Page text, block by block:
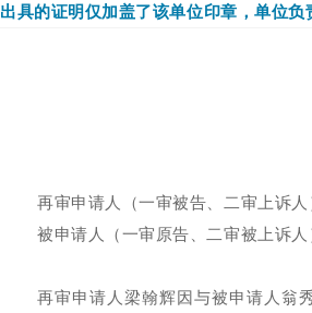
出具的证明仅加盖了该单位印章，单位
再审申请人（一审被告、二审上诉
被申请人（一审原告、二审被上诉
再审申请人梁翰辉因与被申请人翁